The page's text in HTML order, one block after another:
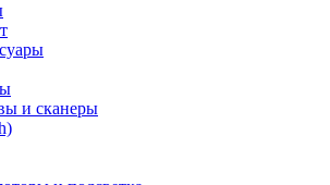
и сканеры